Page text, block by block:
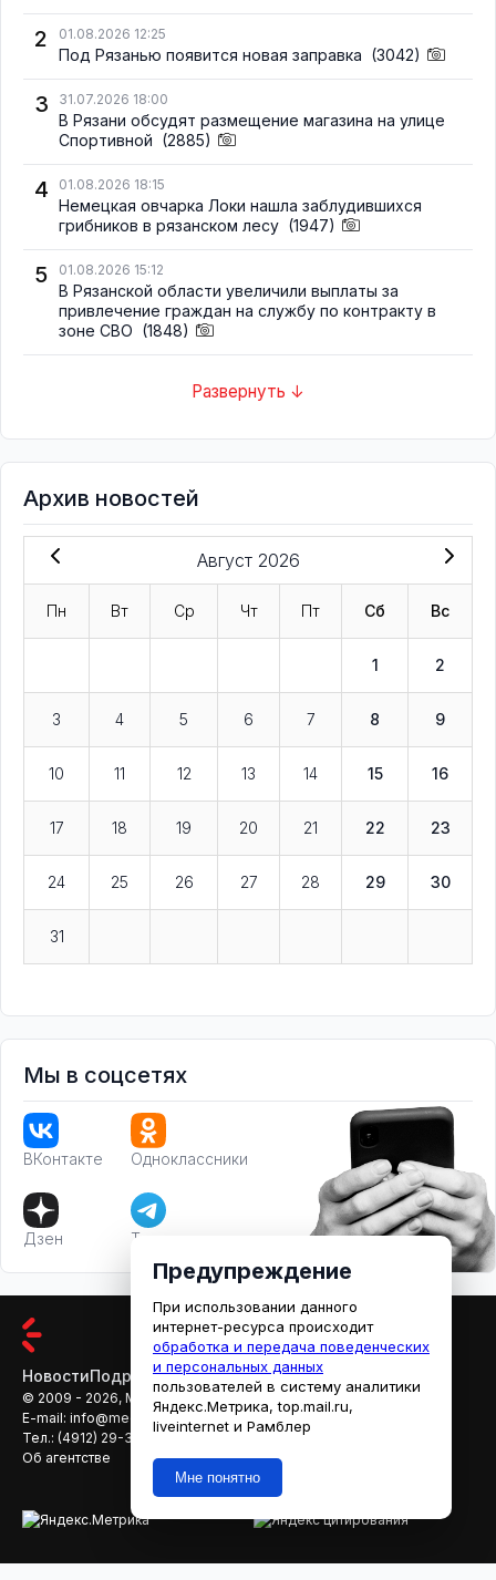
2 01.08.2026 12:25
Под Рязанью появится новая заправка (3042)
3 31.07.2026 18:00
В Рязани обсудят размещение магазина на улице
Спортивной (2885)
4 01.08.2026 18:15
Немецкая овчарка Локи нашла заблудившихся
грибников в рязанском лесу (1947)
5 01.08.2026 15:12
В Рязанской области увеличили выплаты за
привлечение граждан на службу по контракту в
зоне СВО (1848)
Развернуть ↓
Архив новостей
Август 2026
Пн Вт Ср Чт Пт Сб Вс
1 2
3 4 5 6 7 8 9
10 11 12 13 14 15 16
17 18 19 20 21 22 23
24 25 26 27 28 29 30
31
Мы в соцсетях
ВКонтакте Одноклассники
Дзен Телеграм
НовостиПодробностиАфишаКино
© 2009 - 2026, МЕДИАРЯЗАНЬ
E-mail: info@mediaryazan.ru
reklama@mediaryazan.ru
Тел.: (4912) 29-33-66
Об агентстве
Предупреждение
При использовании данного
интернет-ресурса происходит
обработка и передача поведенческих
и персональных данных
пользователей в систему аналитики
Яндекс.Метрика, top.mail.ru,
liveinternet и Рамблер
Мне понятно